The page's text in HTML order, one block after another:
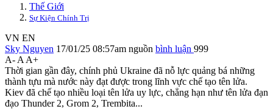
Thế Giới
Sự Kiện Chính Trị
VN EN
Sky Nguyen 17/01/25 08:57am nguồn bình luận 999
A- A A+
Thời gian gần đây, chính phủ Ukraine đã nỗ lực quảng bá những
thành tựu mà nước này đạt được trong lĩnh vực chế tạo tên lửa.
Kiev đã chế tạo nhiều loại tên lửa uy lực, chẳng hạn như tên lửa đạn
đạo Thunder 2, Grom 2, Trembita...